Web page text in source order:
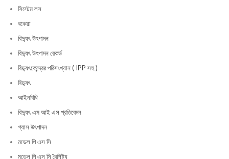
সিস্টেম লস
বকেয়া
বিদ্যুৎ উৎপাদন
বিদ্যুৎ উৎপাদন রেকর্ড
বিদ্যুৎকেন্দ্রের পরিসংখ্যান ( IPP সহ )
বিদ্যুৎ
আইনবিধি
বিদ্যুৎ এম আই এস প্রতিবেদন
গ্যাস উৎপাদন
মডেল পি এস সি
মডেল পি এস সি বৈশিষ্ট্য